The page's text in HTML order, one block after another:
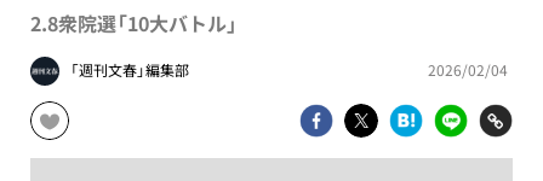
2.8衆院選「10大バトル」
「週刊文春」編集部 2026/02/04